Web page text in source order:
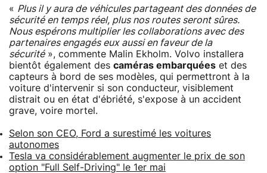
« Plus il y aura de véhicules partageant des données de
sécurité en temps réel, plus nos routes seront sûres.
Nous espérons multiplier les collaborations avec des
partenaires engagés eux aussi en faveur de la
sécurité», commente Malin Ekholm. Volvo installera
bientôt également des caméras embarquées et des
capteurs à bord de ses modèles, qui permettront à la
voiture d'intervenir si son conducteur, visiblement
distrait ou en état d'ébriété, s'expose à un accident
grave, voire mortel.
Selon son CEO, Ford a surestimé les voitures
autonomes
Tesla va considérablement augmenter le prix de son
option "Full Self-Driving" le 1er mai